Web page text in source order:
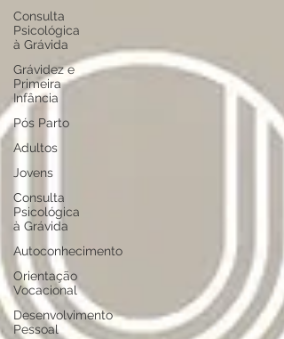
Consulta
Psicológica
à Grávida
Grávidez e
Primeira
Infância
Pós Parto
Adultos
Jovens
Consulta
Psicológica
à Grávida
Autoconhecimento
Orientação
Vocacional
Desenvolvimento
Pessoal